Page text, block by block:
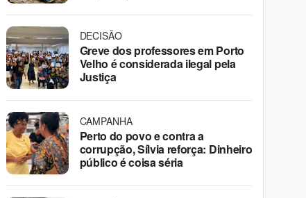
DECISÃO
Greve dos professores em Porto
Velho é considerada ilegal pela
Justiça
CAMPANHA
Perto do povo e contra a
corrupção, Sílvia reforça: Dinheiro
público é coisa séria